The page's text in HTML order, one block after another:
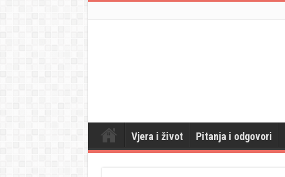
Vjera i život Pitanja i odgovori